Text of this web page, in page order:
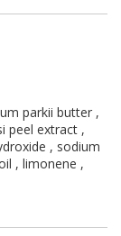
parkii butter ,
peel extract ,
, sodium
, limonene ,